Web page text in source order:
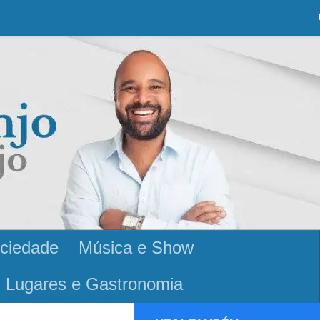
Música e Show
Lugares e Gastronomia